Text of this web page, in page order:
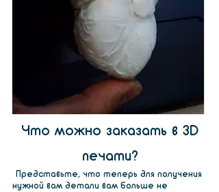
Что можно заказать в 3D
печати?
Представьте, что теперь для получения
нужной вам детали вам больше не